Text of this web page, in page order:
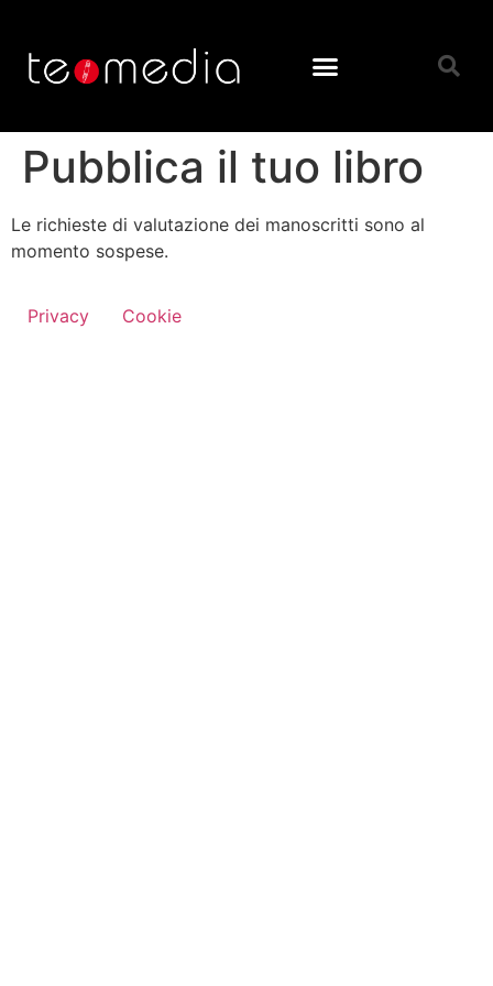
Pubblica il tuo libro
Le richieste di valutazione dei manoscritti sono al
momento sospese.
Privacy Cookie